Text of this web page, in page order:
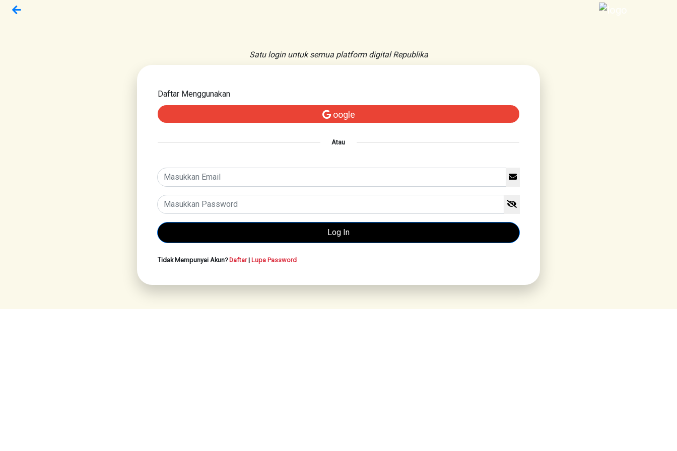
Satu login untuk semua platform digital Republika
Daftar Menggunakan
oogle
Atau
Tidak Mempunyai Akun?Daftar| Lupa Password